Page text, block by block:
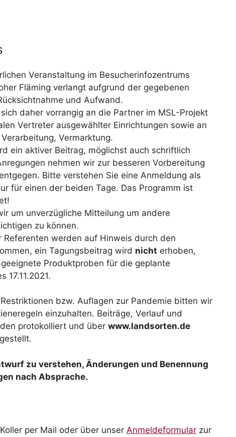
Veranstaltung im Besucherinfozentrums
Fläming verlangt aufgrund der gegebenen
und Aufwand.
daher vorrangig an die Partner im MSL-Projekt
Vertreter ausgewählter Einrichtungen sowie an
Vermarktung.
ein aktiver Beitrag, möglichst auch schriftlich
nehmen wir zur besseren Vorbereitung
Bitte verstehen Sie eine Anmeldung als
für einen der beiden Tage. Das Programm ist
um unverzügliche Mitteilung um andere
zu können.
werden auf Hinweis durch den
ein Tagungsbeitrag wird nicht erhoben,
Produktproben für die geplante
17.11.2021.
bzw. Auflagen zur Pandemie bitten wir
einzuhalten. Beiträge, Verlauf und
protokolliert und über www.landsorten.de
zu verstehen, Änderungen und Benennung
nach Absprache.
per Mail oder über unser Anmeldeformular zur